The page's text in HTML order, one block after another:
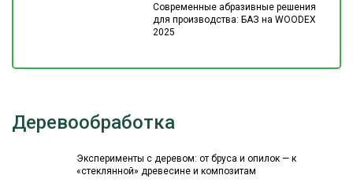
Современные абразивные решения
для производства: БАЗ на WOODEX
2025
Деревообработка
Эксперименты с деревом: от бруса и опилок — к
«стеклянной» древесине и композитам